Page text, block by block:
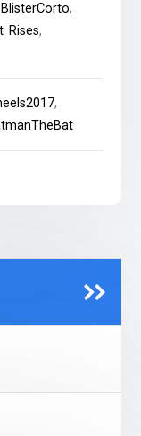
BlisterCorto,
Rises,
,